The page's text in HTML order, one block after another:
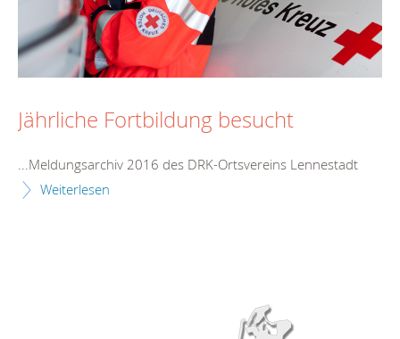
Jährliche Fortbildung besucht
...Meldungsarchiv 2016 des DRK-Ortsvereins Lennestadt
Weiterlesen